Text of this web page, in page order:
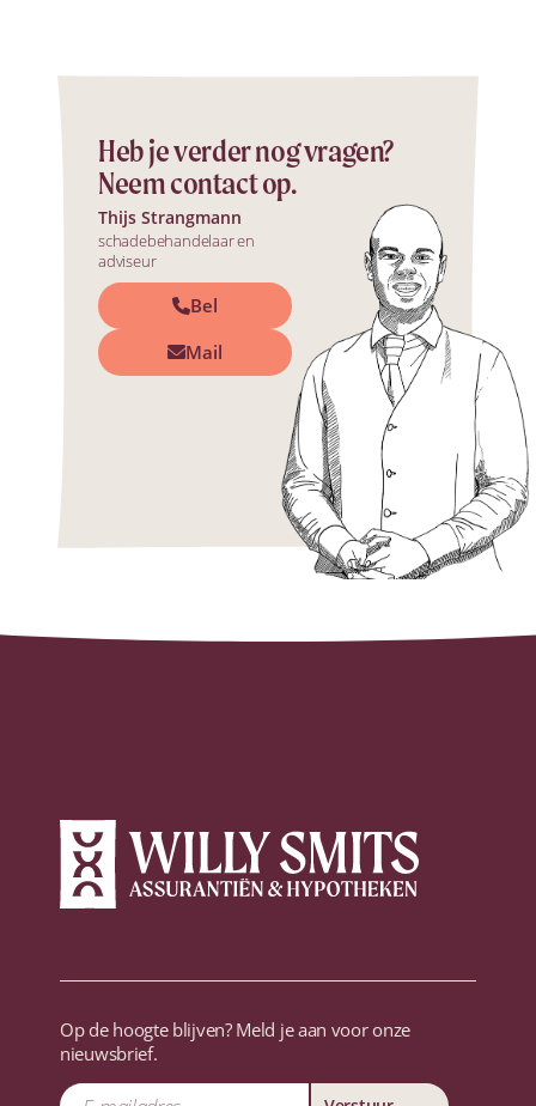
Heb je verder nog vragen?
Neem contact op.
Thijs Strangmann
schadebehandelaar en
adviseur
Bel
Mail
Op de hoogte blijven? Meld je aan voor onze
nieuwsbrief.